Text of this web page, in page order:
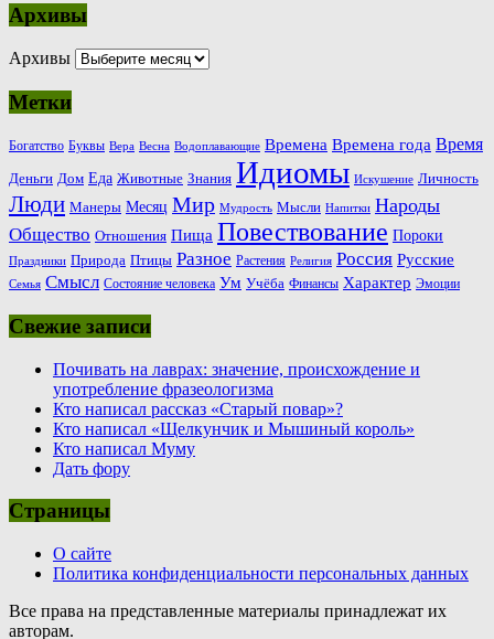
Архивы
Архивы
Метки
Богатство Буквы Вера Весна Водоплавающие Времена Времена года Время
Деньги Дом Еда Животные Знания Идиомы Искушение Личность
Люди Манеры Месяц Мир Мудрость Мысли Напитки Народы
Общество Отношения Пища Повествование Пороки
Праздники Природа Птицы Разное Растения Религия Россия Русские
Семья Смысл Состояние человека Ум Учёба Финансы Характер Эмоции
Свежие записи
Почивать на лаврах: значение, происхождение и
употребление фразеологизма
Кто написал рассказ «Старый повар»?
Кто написал «Щелкунчик и Мышиный король»
Кто написал Муму
Дать фору
Страницы
О сайте
Политика конфиденциальности персональных данных
Все права на представленные материалы принадлежат их
авторам.